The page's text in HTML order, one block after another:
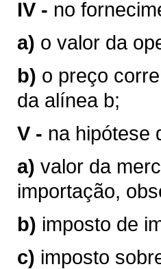
IV - no
a) o valor da
b) o preço
da alínea b;
V - na hipótese
a) valor da
importação,
b) imposto de
c) imposto